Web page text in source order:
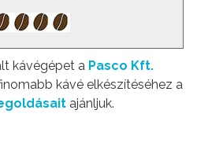
kávégépet a Pasco Kft.
kávé elkészítéséhez a
ajánljuk.